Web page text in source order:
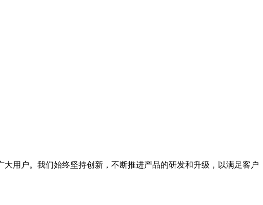
用户。我们始终坚持创新，不断推进产品的研发和升级，以满足客户